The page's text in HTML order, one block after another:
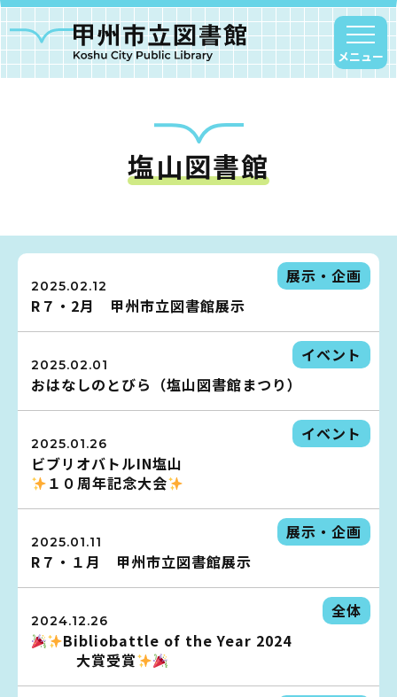
メニュー
塩山図書館
2025.02.12
展示・企画
R７・2月 甲州市立図書館展示
2025.02.01
イベント
おはなしのとびら（塩山図書館まつり）
2025.01.26
イベント
ビブリオバトルIN塩山
１０周年記念大会
2025.01.11
展示・企画
R７・１月 甲州市立図書館展示
2024.12.26
全体
Bibliobattle of the Year 2024
大賞受賞
甲州市図書館について
甘草屋敷子ども図書館
読書アニマシオン
お知らせ
図書館地図PDF
よくあるご質問
マンガ「雨宮敬二郎」
リンク集